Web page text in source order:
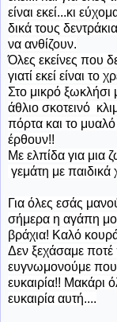
είναι εκεί...κι
δικά τους
να ανθίζουν.
Όλες εκείνες που
γιατί εκεί είναι το
Στο μικρό ξωκλήσι
άθλιο σκοτεινό
πόρτα και το
έρθουν!!
Με ελπίδα για μια
γεμάτη με παιδικά
Για όλες εσάς
σήμερα η αγάπη
βράχια! Καλό
Δεν ξεχάσαμε ποτέ
ευγνωμονούμε που
ευκαιρία!! Μακάρι
ευκαιρία αυτή....